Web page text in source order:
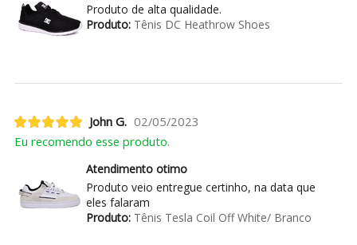
Produto de alta qualidade.
Produto:Tênis DC Heathrow Shoes
John G. 02/05/2023
Eu recomendo esse produto.
Atendimento otimo
Produto veio entregue certinho, na data que
eles falaram
Produto:Tênis Tesla Coil Off White/ Branco